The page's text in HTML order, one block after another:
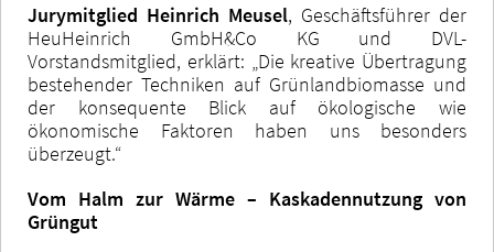
Jurymitglied Heinrich Meusel, Geschäftsführer der
HeuHeinrich GmbH&Co KG und DVL-
Vorstandsmitglied, erklärt: „Die kreative Übertragung
bestehender Techniken auf Grünlandbiomasse und
der konsequente Blick auf ökologische wie
ökonomische Faktoren haben uns besonders
überzeugt.“
Vom Halm zur Wärme – Kaskadennutzung von
Grüngut